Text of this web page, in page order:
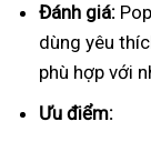
Đánh giá:
dùng yêu
phù hợp với
Ưu điểm: